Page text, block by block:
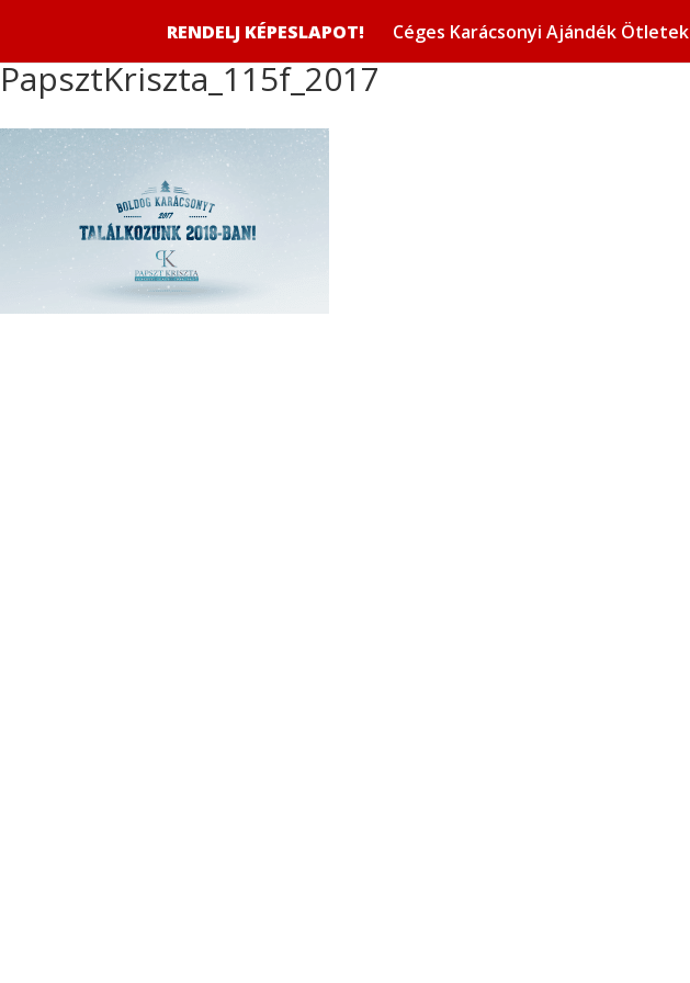
RENDELJ KÉPESLAPOT! Céges Karácsonyi Ajándék Ötletek
PapsztKriszta_115f_2017